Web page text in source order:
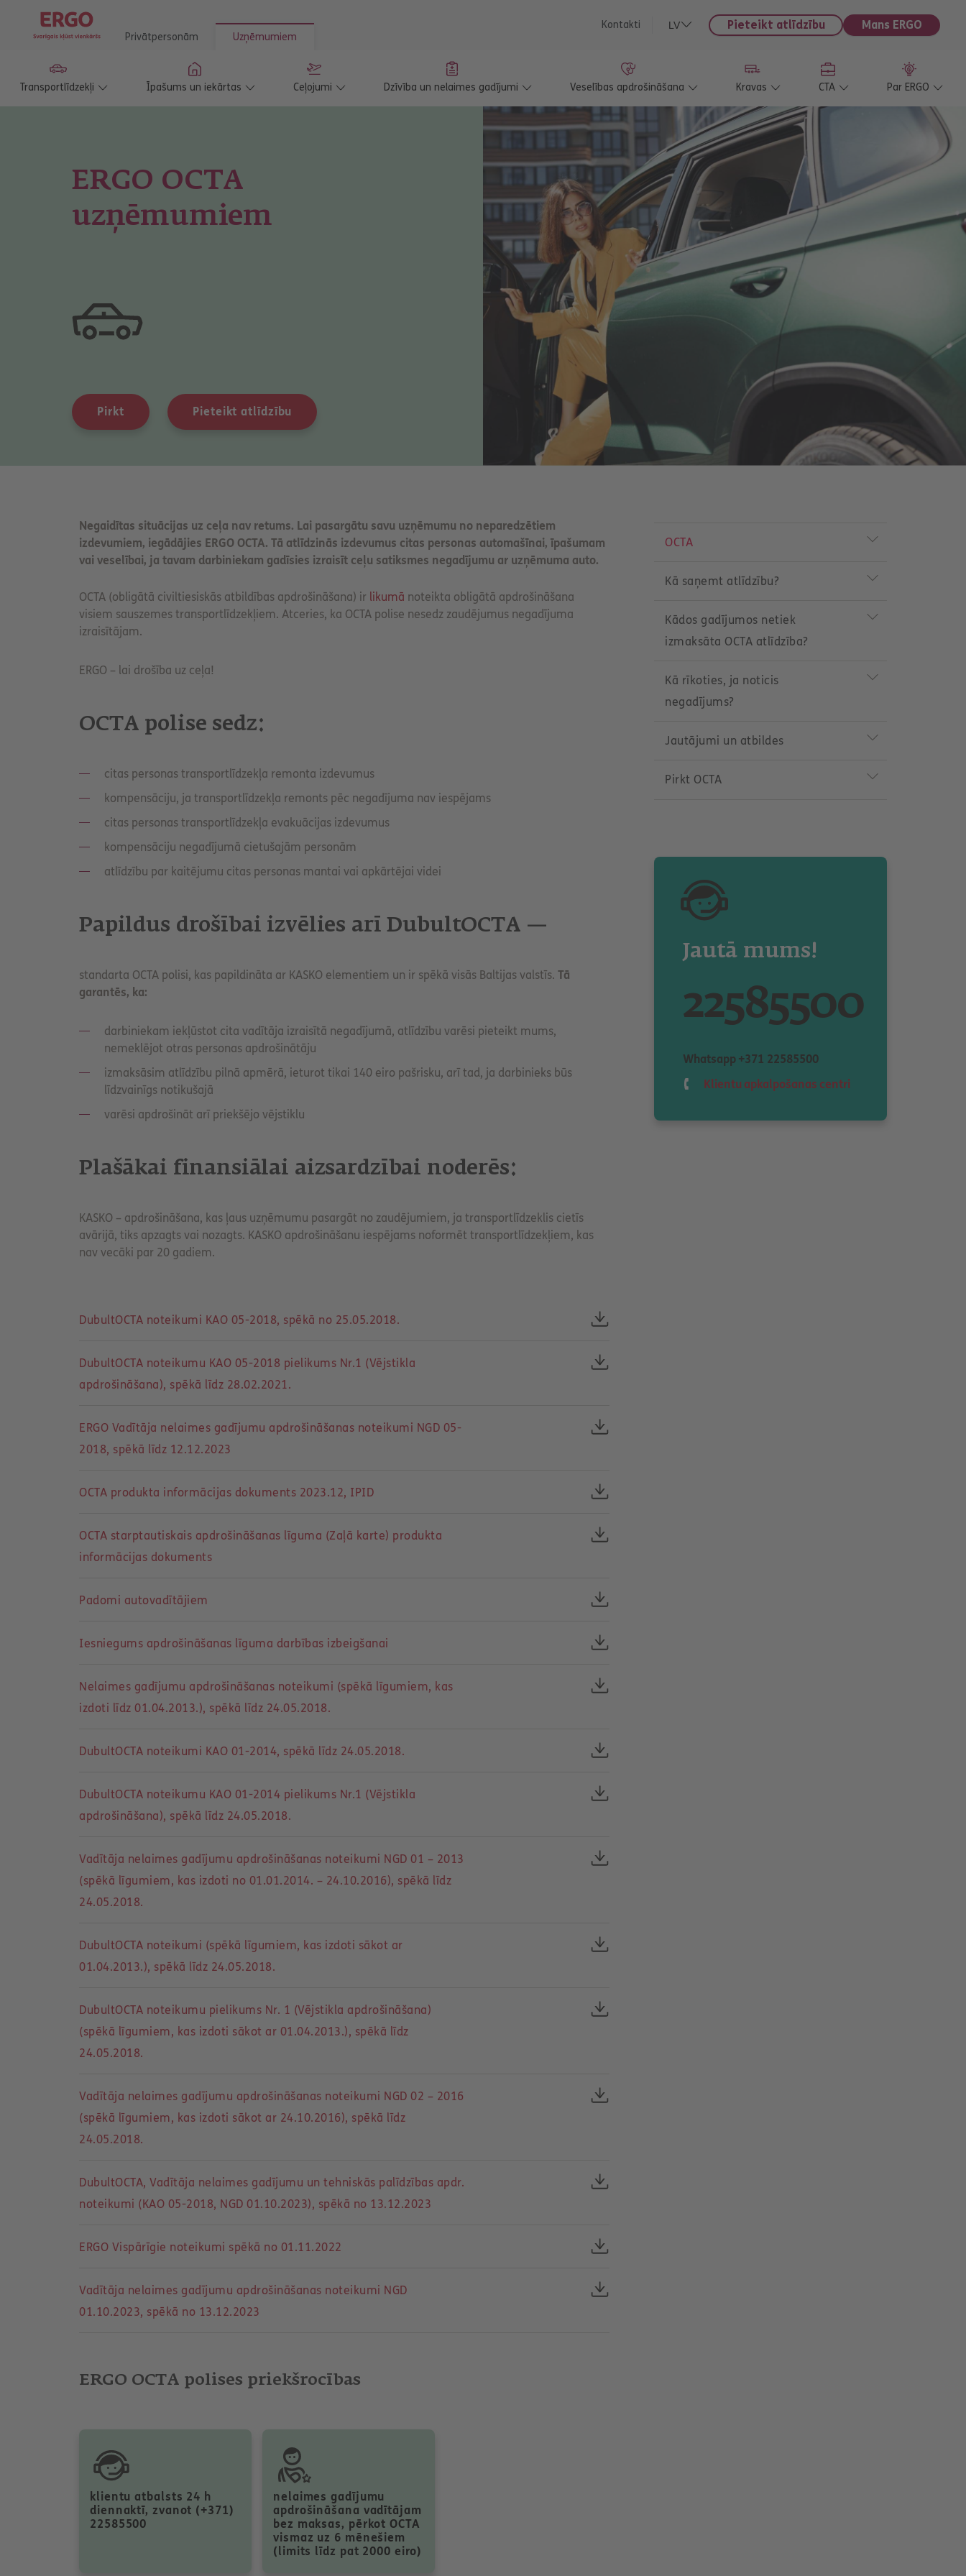
Privātpersonām Uzņēmumiem
Kontakti LV Pieteikt atlīdzību Mans ERGO
Transportlīdzekļi Īpašums un iekārtas Ceļojumi Dzīvība un nelaimes gadījumi Veselības apdrošināšana Kravas CTA Par ERGO
ERGO OCTA
uzņēmumiem
Pirkt Pieteikt atlīdzību
Negaidītas situācijas uz ceļa nav retums. Lai pasargātu savu uzņēmumu no neparedzētiem
izdevumiem, iegādājies ERGO OCTA. Tā atlīdzinās izdevumus citas personas automašīnai, īpašumam
vai veselībai, ja tavam darbiniekam gadīsies izraisīt ceļu satiksmes negadījumu ar uzņēmuma auto.
OCTA (obligātā civiltiesiskās atbildības apdrošināšana) ir likumā noteikta obligātā apdrošināšana
visiem sauszemes transportlīdzekļiem. Atceries, ka OCTA polise nesedz zaudējumus negadījuma
izraisītājam.
ERGO – lai drošība uz ceļa!
OCTA polise sedz:
citas personas transportlīdzekļa remonta izdevumus
kompensāciju, ja transportlīdzekļa remonts pēc negadījuma nav iespējams
citas personas transportlīdzekļa evakuācijas izdevumus
kompensāciju negadījumā cietušajām personām
atlīdzību par kaitējumu citas personas mantai vai apkārtējai videi
Papildus drošībai izvēlies arī DubultOCTA —
standarta OCTA polisi, kas papildināta ar KASKO elementiem un ir spēkā visās Baltijas valstīs. Tā
garantēs, ka:
darbiniekam iekļūstot cita vadītāja izraisītā negadījumā, atlīdzību varēsi pieteikt mums,
nemeklējot otras personas apdrošinātāju
izmaksāsim atlīdzību pilnā apmērā, ieturot tikai 140 eiro pašrisku, arī tad, ja darbinieks būs
līdzvainīgs notikušajā
varēsi apdrošināt arī priekšējo vējstiklu
Plašākai finansiālai aizsardzībai noderēs:
KASKO – apdrošināšana, kas ļaus uzņēmumu pasargāt no zaudējumiem, ja transportlīdzeklis cietīs
avārijā, tiks apzagts vai nozagts. KASKO apdrošināšanu iespējams noformēt transportlīdzekļiem, kas
nav vecāki par 20 gadiem.
DubultOCTA noteikumi KAO 05-2018, spēkā no 25.05.2018.
DubultOCTA noteikumu KAO 05-2018 pielikums Nr.1 (Vējstikla
apdrošināšana), spēkā līdz 28.02.2021.
ERGO Vadītāja nelaimes gadījumu apdrošināšanas noteikumi NGD 05-
2018, spēkā līdz 12.12.2023
OCTA produkta informācijas dokuments 2023.12, IPID
OCTA starptautiskais apdrošināšanas līguma (Zaļā karte) produkta
informācijas dokuments
Padomi autovadītājiem
Iesniegums apdrošināšanas līguma darbības izbeigšanai
Nelaimes gadījumu apdrošināšanas noteikumi (spēkā līgumiem, kas
izdoti līdz 01.04.2013.), spēkā līdz 24.05.2018.
DubultOCTA noteikumi KAO 01-2014, spēkā līdz 24.05.2018.
DubultOCTA noteikumu KAO 01-2014 pielikums Nr.1 (Vējstikla
apdrošināšana), spēkā līdz 24.05.2018.
Vadītāja nelaimes gadījumu apdrošināšanas noteikumi NGD 01 – 2013
(spēkā līgumiem, kas izdoti no 01.01.2014. – 24.10.2016), spēkā līdz
24.05.2018.
DubultOCTA noteikumi (spēkā līgumiem, kas izdoti sākot ar
01.04.2013.), spēkā līdz 24.05.2018.
DubultOCTA noteikumu pielikums Nr. 1 (Vējstikla apdrošināšana)
(spēkā līgumiem, kas izdoti sākot ar 01.04.2013.), spēkā līdz
24.05.2018.
Vadītāja nelaimes gadījumu apdrošināšanas noteikumi NGD 02 – 2016
(spēkā līgumiem, kas izdoti sākot ar 24.10.2016), spēkā līdz
24.05.2018.
DubultOCTA, Vadītāja nelaimes gadījumu un tehniskās palīdzības apdr.
noteikumi (KAO 05-2018, NGD 01.10.2023), spēkā no 13.12.2023
ERGO Vispārīgie noteikumi spēkā no 01.11.2022
Vadītāja nelaimes gadījumu apdrošināšanas noteikumi NGD
01.10.2023, spēkā no 13.12.2023
ERGO OCTA polises priekšrocības
klientu atbalsts 24 h
diennaktī, zvanot (+371)
22585500
nelaimes gadījumu
apdrošināšana vadītājam
bez maksas, pērkot OCTA
vismaz uz 6 mēnešiem
(limits līdz pat 2000 eiro)
OCTA
Kā saņemt atlīdzību?
Kādos gadījumos netiek
izmaksāta OCTA atlīdzība?
Kā rīkoties, ja noticis
negadījums?
Jautājumi un atbildes
Pirkt OCTA
Jautā mums!
22585500
Whatsapp +371 22585500
Klientu apkalpošanas centri